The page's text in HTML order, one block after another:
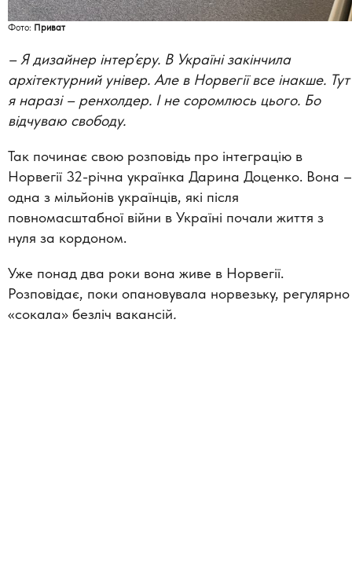
Фото: Приват
– Я дизайнер інтер’єру. В Україні закінчила
архітектурний універ. Але в Норвегії все інакше. Тут
я наразі – ренхолдер. І не соромлюсь цього. Бо
відчуваю свободу.
Так починає свою розповідь про інтеграцію в
Норвегії 32-річна українка Дарина Доценко. Вона –
одна з мільйонів українців, які після
повномасштабної війни в Україні почали життя з
нуля за кордоном.
Уже понад два роки вона живе в Норвегії.
Розповідає, поки опановувала норвезьку, регулярно
«сокала» безліч вакансій.